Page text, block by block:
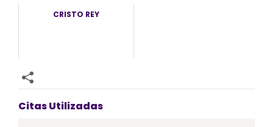
CRISTO REY
Citas Utilizadas